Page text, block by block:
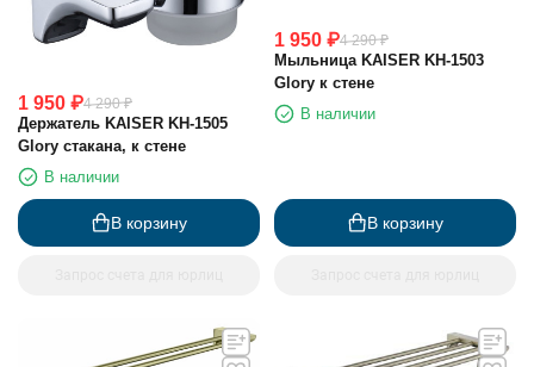
1 950 ₽4 290 ₽
Держатель KAISER KH-1505
Glory стакана, к стене
В наличии
В корзину
1 950 ₽4 290 ₽
Мыльница KAISER KH-1503
Glory к стене
В наличии
В корзину